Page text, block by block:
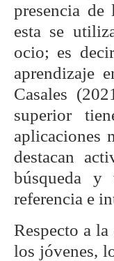
presencia
esta se
ocio; es
aprendizaje
Casales
superior
aplicaciones
destacan
búsqueda y
referencia e
Respecto a
los jóvenes,